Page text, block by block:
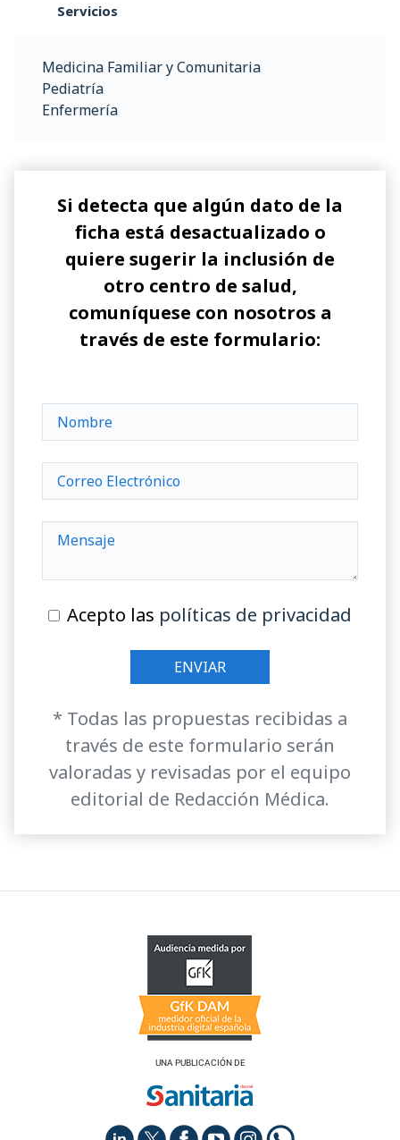
Servicios
Medicina Familiar y Comunitaria
Pediatría
Enfermería
Si detecta que algún dato de la
ficha está desactualizado o
quiere sugerir la inclusión de
otro centro de salud,
comuníquese con nosotros a
través de este formulario:
Acepto las políticas de privacidad
* Todas las propuestas recibidas a
través de este formulario serán
valoradas y revisadas por el equipo
editorial de Redacción Médica.
UNA PUBLICACIÓN DE